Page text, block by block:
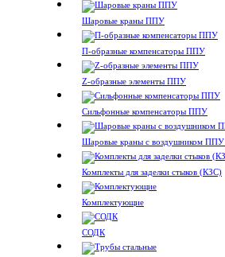
Шаровые краны ППУ
П-образные компенсаторы ППУ
Z-образные элементы ППУ
Сильфонные компенсаторы ППУ
Шаровые краны с воздушником ППУ
Комплекты для заделки стыков (КЗС)
Комплектующие
СОДК